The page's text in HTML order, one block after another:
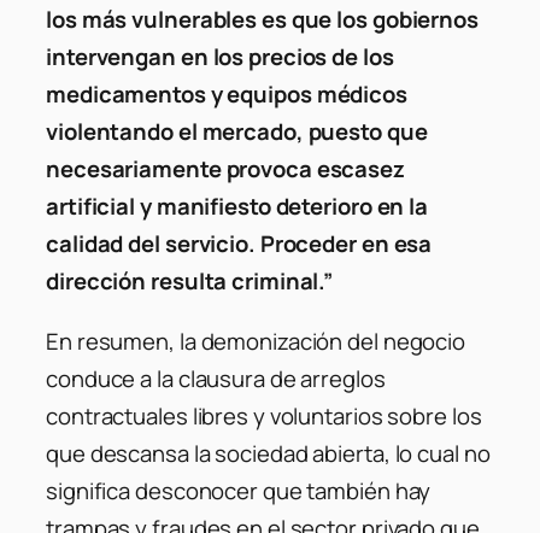
los más vulnerables es que los gobiernos
intervengan en los precios de los
medicamentos y equipos médicos
violentando el mercado, puesto que
necesariamente provoca escasez
artificial y manifiesto deterioro en la
calidad del servicio. Proceder en esa
dirección resulta criminal.”
En resumen, la demonización del negocio
conduce a la clausura de arreglos
contractuales libres y voluntarios sobre los
que descansa la sociedad abierta, lo cual no
significa desconocer que también hay